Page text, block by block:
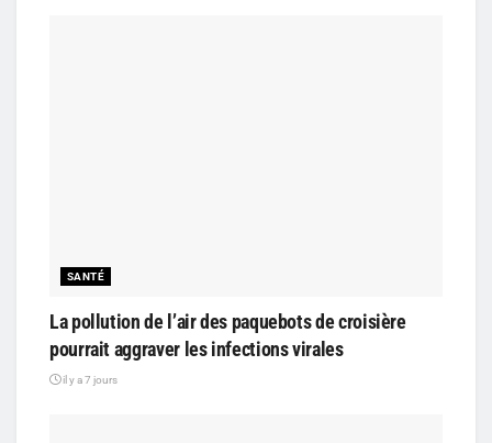
SANTÉ
La pollution de l’air des paquebots de croisière
pourrait aggraver les infections virales
il y a 7 jours